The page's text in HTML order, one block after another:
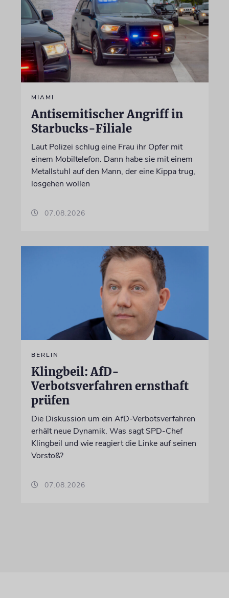
MIAMI
Antisemitischer Angriff in
Starbucks-Filiale
Laut Polizei schlug eine Frau ihr Opfer mit
einem Mobiltelefon. Dann habe sie mit einem
Metallstuhl auf den Mann, der eine Kippa trug,
losgehen wollen
07.08.2026
BERLIN
Klingbeil: AfD-
Verbotsverfahren ernsthaft
prüfen
Die Diskussion um ein AfD-Verbotsverfahren
erhält neue Dynamik. Was sagt SPD-Chef
Klingbeil und wie reagiert die Linke auf seinen
Vorstoß?
07.08.2026